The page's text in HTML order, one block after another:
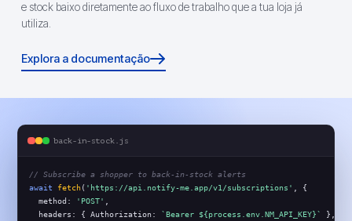
back-in-stock.js
// Subscribe a shopper to back-in-stock alerts
await
fetch( 'https://api.notify-me.app/v1/subscriptions'
, {
  method:
'POST'
  headers: { Authorization:
`Bearer ${process.env.NM_API_KEY}`
},
e stock baixo diretamente ao fluxo de trabalho que a tua loja já
utiliza.
Explora a documentação